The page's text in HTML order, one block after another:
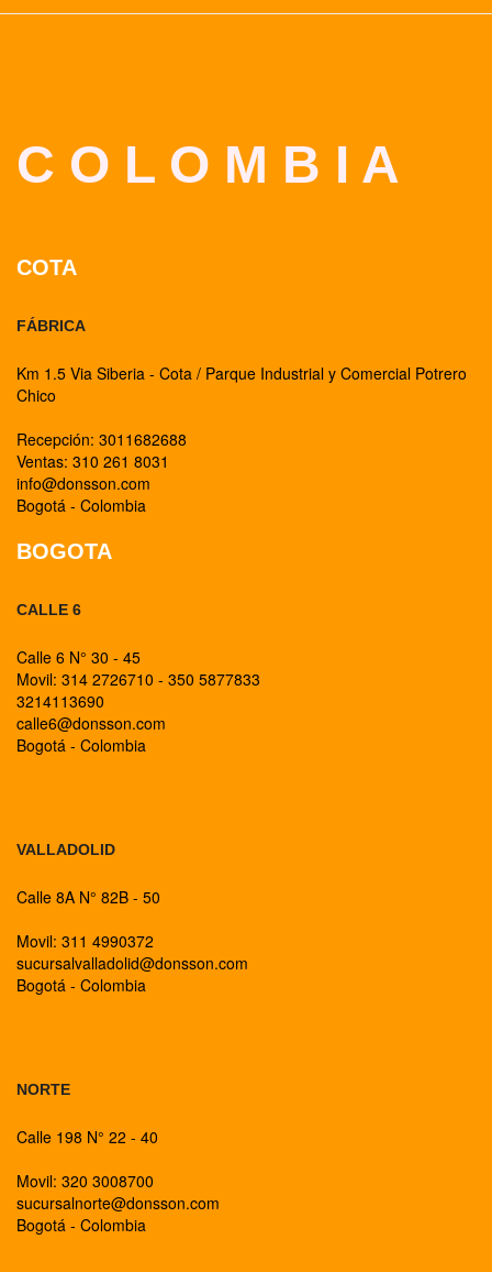
C O L O M B I A
COTA
FÁBRICA
Km 1.5 Via Siberia - Cota / Parque Industrial y Comercial Potrero
Chico
Recepción: 3011682688
Ventas: 310 261 8031
info@donsson.com
Bogotá - Colombia
BOGOTA
CALLE 6
Calle 6 N° 30 - 45
Movil: 314 2726710 - 350 5877833
3214113690
calle6@donsson.com
Bogotá - Colombia
VALLADOLID
Calle 8A N° 82B - 50
Movil: 311 4990372
sucursalvalladolid@donsson.com
Bogotá - Colombia
NORTE
Calle 198 N° 22 - 40
Movil: 320 3008700
sucursalnorte@donsson.com
Bogotá - Colombia